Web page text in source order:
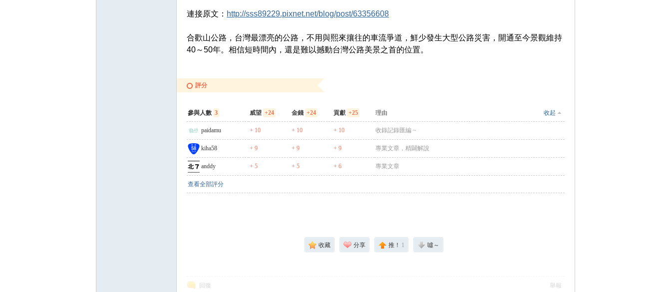
連接原文： http://sss89229.pixnet.net/blog/post/63356608
合歡山公路，台灣最漂亮的公路，不用與熙來攘往的車流爭道，鮮少發生大型公路災害，開通至今景觀維持
40～50年。相信短時間內，還是難以撼動台灣公路美景之首的位置。
評分
參與人數 3 威望 +24 金錢 +24 貢獻 +25 收起
理由
paidamu + 10 + 10 + 10 收錄記錄匯編 ~
kiha58 + 9 + 9 + 9 專業文章，精闢解說
anddy + 5 + 5 + 6 專業文章
查看全部評分
收藏 分享 推！ 1 噓～
回復 舉報